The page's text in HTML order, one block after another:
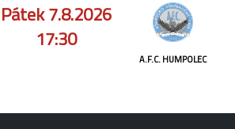
Pátek 7.8.2026
17:30
A.F.C. HUMPOLEC